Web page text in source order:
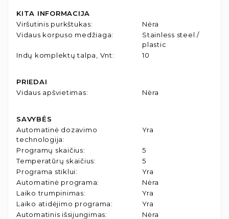
KITA INFORMACIJA
Viršutinis purkštukas:
Nėra
Vidaus korpuso medžiaga:
Stainless steel /
plastic
Indų komplektų talpa, Vnt: 10
PRIEDAI
Vidaus apšvietimas: Nėra
SAVYBĖS
Automatinė dozavimo
technologija:
Yra
Programų skaičius:
5
Temperatūrų skaičius:
5
Programa stiklui:
Yra
Automatinė programa:
Nėra
Laiko trumpinimas:
Yra
Laiko atidėjimo programa:
Yra
Automatinis išsijungimas:
Nėra